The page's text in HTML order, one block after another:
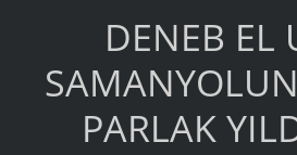
DENEB EL
PARLAK